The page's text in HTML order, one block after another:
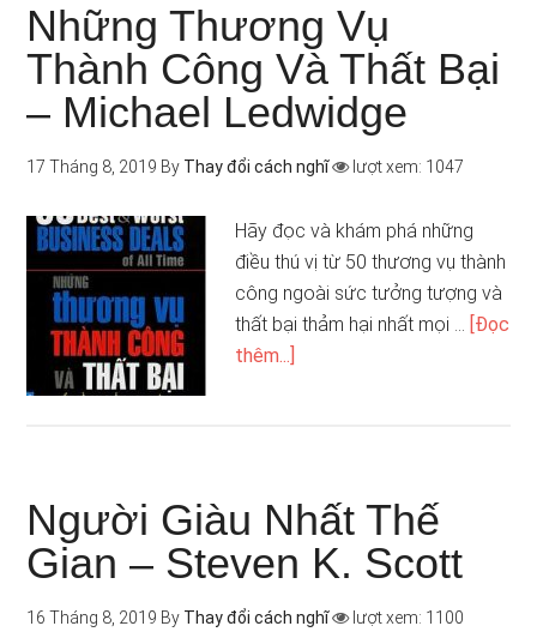
Những Thương Vụ
Thành Công Và Thất Bại
– Michael Ledwidge
17 Tháng 8, 2019 By Thay đổi cách nghĩ lượt xem: 1047
Hãy đọc và khám phá những
điều thú vị từ 50 thương vụ thành
công ngoài sức tưởng tượng và
thất bại thảm hại nhất mọi … [Đọc
thêm...]
Người Giàu Nhất Thế
Gian – Steven K. Scott
16 Tháng 8, 2019 By Thay đổi cách nghĩ lượt xem: 1100